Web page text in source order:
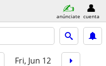
anúnciate cuenta
Fri, Jun 12